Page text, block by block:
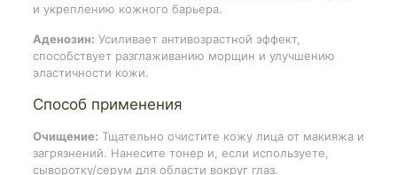
и укреплению кожного барьера.
Аденозин: Усиливает антивозрастной эффект,
способствует разглаживанию морщин и улучшению
эластичности кожи.
Способ применения
Очищение: Тщательно очистите кожу лица от макияжа и
загрязнений. Нанесите тонер и, если используете,
сыворотку/серум для области вокруг глаз.